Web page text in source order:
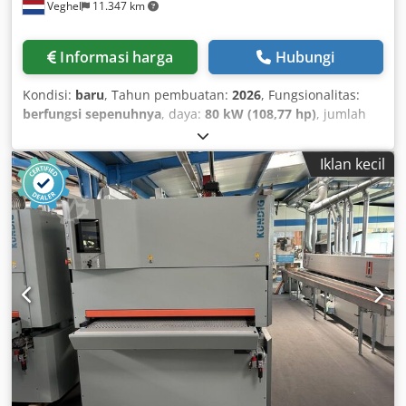
- Packaging dimensions: 1880 x 1490 x 810 mm - Weight:
provides full service and delivery. Our engineers and
managers are available to answer all your questions and
equipment owners receive lifetime online support. Virmer
is based in the Netherlands and operates throughout
Europe. Virmer is the official supplier of Wattsan. In
addition to laser engravers, we also supply metal cutters,
welding machines, markers, and cleaning systems.
Wattsan is a Chinese manufacturer that has been
producing laser equipment for nearly 15 years, continually
improving and evolving its machines with customer
feedback. Thanks to this input, Wattsan has made over 50
major upgrades, increasing the reliability, precision, and
performance of their machines, so you can take your
business to the next level. CONTACT US VIA PHONE OR
EMAIL! WE WILL SELECT THE RIGHT MACHINE FOR YOUR
APPLICATION If you are looking for the right laser or CNC
milling machine, we are here to assist you. We offer a wide
selection of laser machines and accessories, including:
Veghel 11.347 km
Informasi harga Hubungi
Kondisi: baru, Tahun pembuatan: 2026, Fungsionalitas:
berfungsi sepenuhnya, daya: 80 kW (108,77 hp), jumlah
, berat keseluruhan:172 kg
mm, lebar meja:600 mm, Perlengkapan:dokumentasi /
manual, A medium-sized CNC laser machine designed for
continuous operation in small, medium, and large-scale
production. This model features a lift table, providing you
with additional production versatility. The Wattsan laser
cutter will be an indispensable asset for your business—
efficient and fast. The Wattsan 6090 LT can cut up to 10–13
mm and engrave wood, cardboard, acrylic, glass, rubber,
stone, wool, and more. The lift table function allows the
working area to be lowered by up to 160 mm, enabling
installation of a rotary device to diversify your production.
Additionally, it includes a waste collection tray, making
your tasks significantly easier. Contact our consultants for
further details! Credpeiim Unefx Ahlef Features of the
Iklan kecil